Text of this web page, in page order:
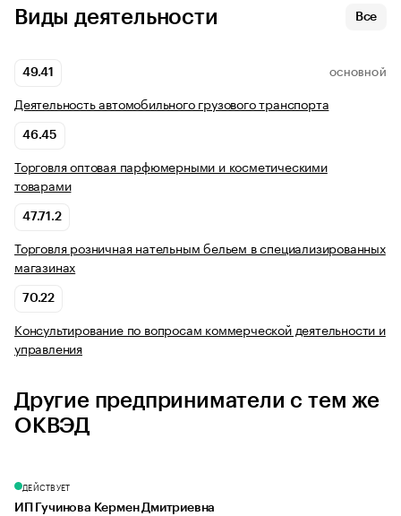
Виды деятельности Все
49.41 ОСНОВНОЙ
Деятельность автомобильного грузового транспорта
46.45
Торговля оптовая парфюмерными и косметическими
товарами
47.71.2
Торговля розничная нательным бельем в специализированных
магазинах
70.22
Консультирование по вопросам коммерческой деятельности и
управления
Другие предприниматели с тем же
ОКВЭД
ДЕЙСТВУЕТ
ИП Гучинова Кермен Дмитриевна